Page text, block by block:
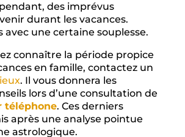
des imprévus
durant les vacances.
avec une certaine souplesse.
connaître la période propice
en famille, contactez un
. Il vous donnera les
lors d’une consultation de
téléphone. Ces derniers
après une analyse pointue
astrologique.